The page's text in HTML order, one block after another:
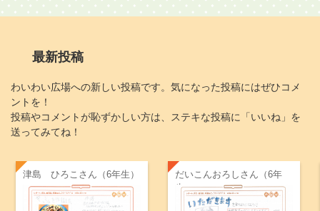
最新投稿
わいわい広場への新しい投稿です。気になった投稿にはぜひコメ
ントを！
投稿やコメントが恥ずかしい方は、ステキな投稿に「いいね」を
送ってみてね！
津島 ひろこさん（6年生）
だいこんおろしさん（6年
生）